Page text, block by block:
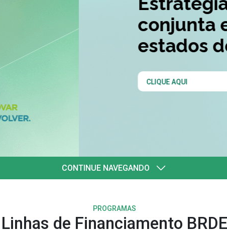
CONTINUE NAVEGANDO
PROGRAMAS
Linhas de Financiamento BRDE